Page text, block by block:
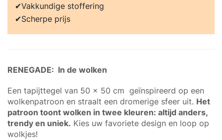
Vakkundige stoffering
Scherpe prijs
RENEGADE: In de wolken
Een tapijttegel van 50 x 50 cm geïnspireerd op een
wolkenpatroon en straalt een dromerige sfeer uit. Het
patroon toont wolken in twee kleuren: altijd anders,
trendy en uniek. Kies uw favoriete design en loop op
wolkjes!